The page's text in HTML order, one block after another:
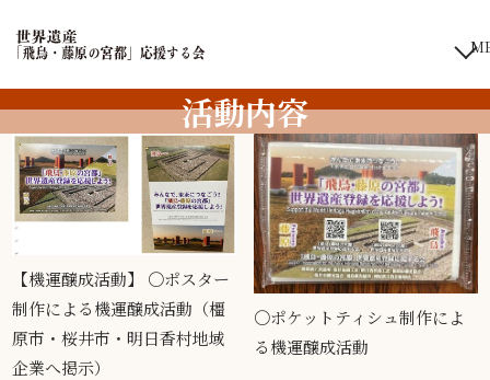
活動内容
地域の応援団全一覧
【機運醸成活動】 〇ポスター
制作による機運醸成活動（橿
原市・桜井市・明日香村地域
企業へ掲示）
〇ポケットティシュ制作によ
る機運醸成活動